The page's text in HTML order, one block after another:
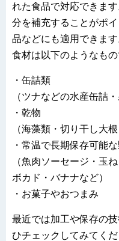
れた食品で対応できま
分を補充することがポ
品などにも適用できま
食材は以下のようなもの
・缶詰類
（ツナなどの水産缶詰
・乾物
（海藻類・切り干し大
・常温で長期保存可能
（魚肉ソーセージ・玉
ボカド・バナナなど）
・お菓子やおつまみ
最近では加工や保存の
ひチェックしてみてくだ